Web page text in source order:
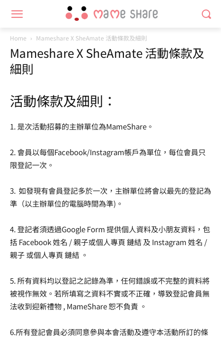
Home Mameshare X SheAmate 活動條款及細則
Mameshare X SheAmate 活動條款及
細則
活動條款及細則：
1. 是次活動招募的主辦單位為MameShare。
2. 會員以每個Facebook/Instagram帳戶為單位，每位會員只
限登記一次。
3. 如發現有會員登記多於一次，主辦單位將會以最先的登記為
準（以主辦單位的電腦時間為準)。
4. 登記者須透過Google Form 提供個人資料及小朋友資料，包
括 Facebook 姓名 / 親子或個人專頁 鏈結 及 Instagram 姓名 /
親子 或個人專頁 鏈結 。
5. 所有資料均以登記之記錄為準，任何錯誤或不完整的資料將
被視作無效。若所填寫之資料不實或不正確，導致登記會員無
法收到迎新禮物 , MameShare 恕不負責 。
6.所有登記會員必須同意參與本會活動及遵守本活動所訂的條